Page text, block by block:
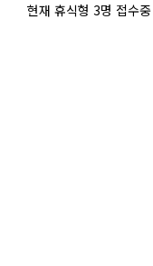
현재 휴식형 3명 접수중